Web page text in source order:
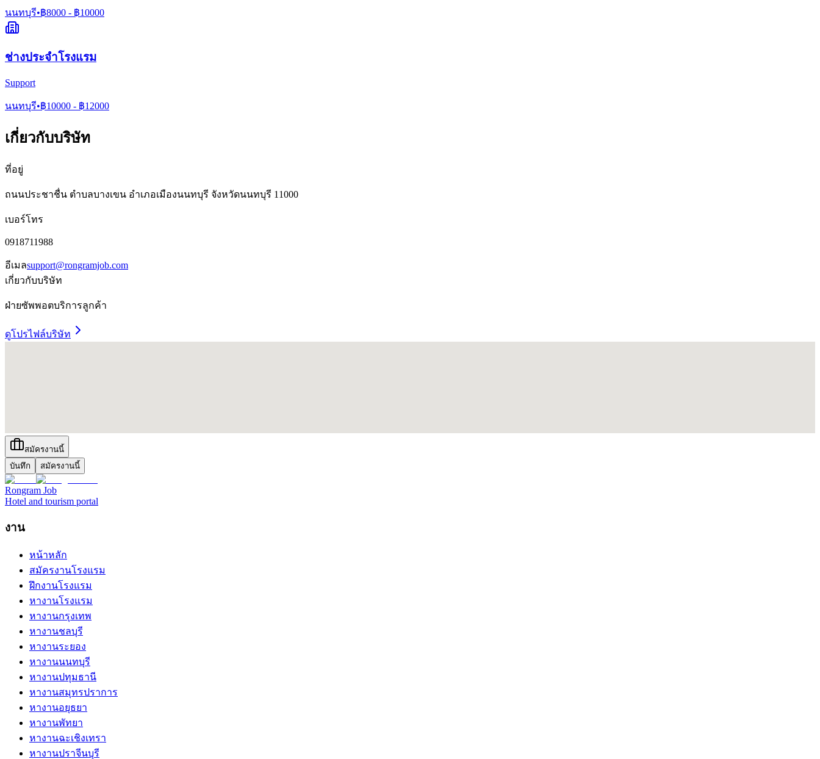
นนทบุรี•฿8000 - ฿10000
ช่างประจำโรงแรม
Support
นนทบุรี•฿10000 - ฿12000
เกี่ยวกับบริษัท
ที่อยู่
ถนนประชาชื่น ตำบลบางเขน อำเภอเมืองนนทบุรี จังหวัดนนทบุรี 11000
เบอร์โทร
0918711988
อีเมลsupport@rongramjob.com
เกี่ยวกับบริษัท
ฝ่ายซัพพอตบริการลูกค้า
ดูโปรไฟล์บริษัท
สมัครงานนี้
บันทึก
สมัครงานนี้
Rongram Job
Hotel and tourism portal
งาน
หน้าหลัก
สมัครงานโรงแรม
ฝึกงานโรงแรม
หางานโรงแรม
หางานกรุงเทพ
หางานชลบุรี
หางานระยอง
หางานนนทบุรี
หางานปทุมธานี
หางานสมุทรปราการ
หางานอยุธยา
หางานพัทยา
หางานฉะเชิงเทรา
หางานปราจีนบุรี